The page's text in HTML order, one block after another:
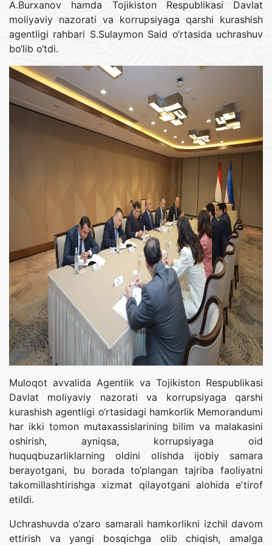
A.Burxanov hamda Tojikiston Respublikasi Davlat
moliyaviy nazorati va korrupsiyaga qarshi kurashish
agentligi rahbari S.Sulaymon Said o‘rtasida uchrashuv
bo‘lib o‘tdi.
Muloqot avvalida Agentlik va Tojikiston Respublikasi
Davlat moliyaviy nazorati va korrupsiyaga qarshi
kurashish agentligi o‘rtasidagi hamkorlik Memorandumi
har ikki tomon mutaxassislarining bilim va malakasini
oshirish, ayniqsa, korrupsiyaga oid
huquqbuzarliklarning oldini olishda ijobiy samara
berayotgani, bu borada to‘plangan tajriba faoliyatni
takomillashtirishga xizmat qilayotgani alohida eʼtirof
etildi.
Uchrashuvda o‘zaro samarali hamkorlikni izchil davom
ettirish va yangi bosqichga olib chiqish, amalga